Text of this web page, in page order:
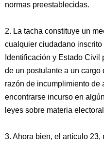
normas preestablecidas.
2. La tacha constituye un
cualquier ciudadano
Identificación y Estado
de un postulante a un
razón de incumplimiento de
encontrarse incurso en
leyes sobre materia
3. Ahora bien, el artículo 23,